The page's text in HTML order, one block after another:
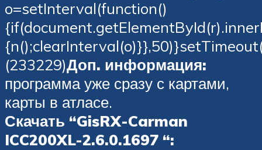
o=setInterval(function()
(233229)Доп. информация:
программа уже сразу с картами,
карты в атласе.
Скачать “GisRX-Carman
ICC200XL-2.6.0.1697 “: